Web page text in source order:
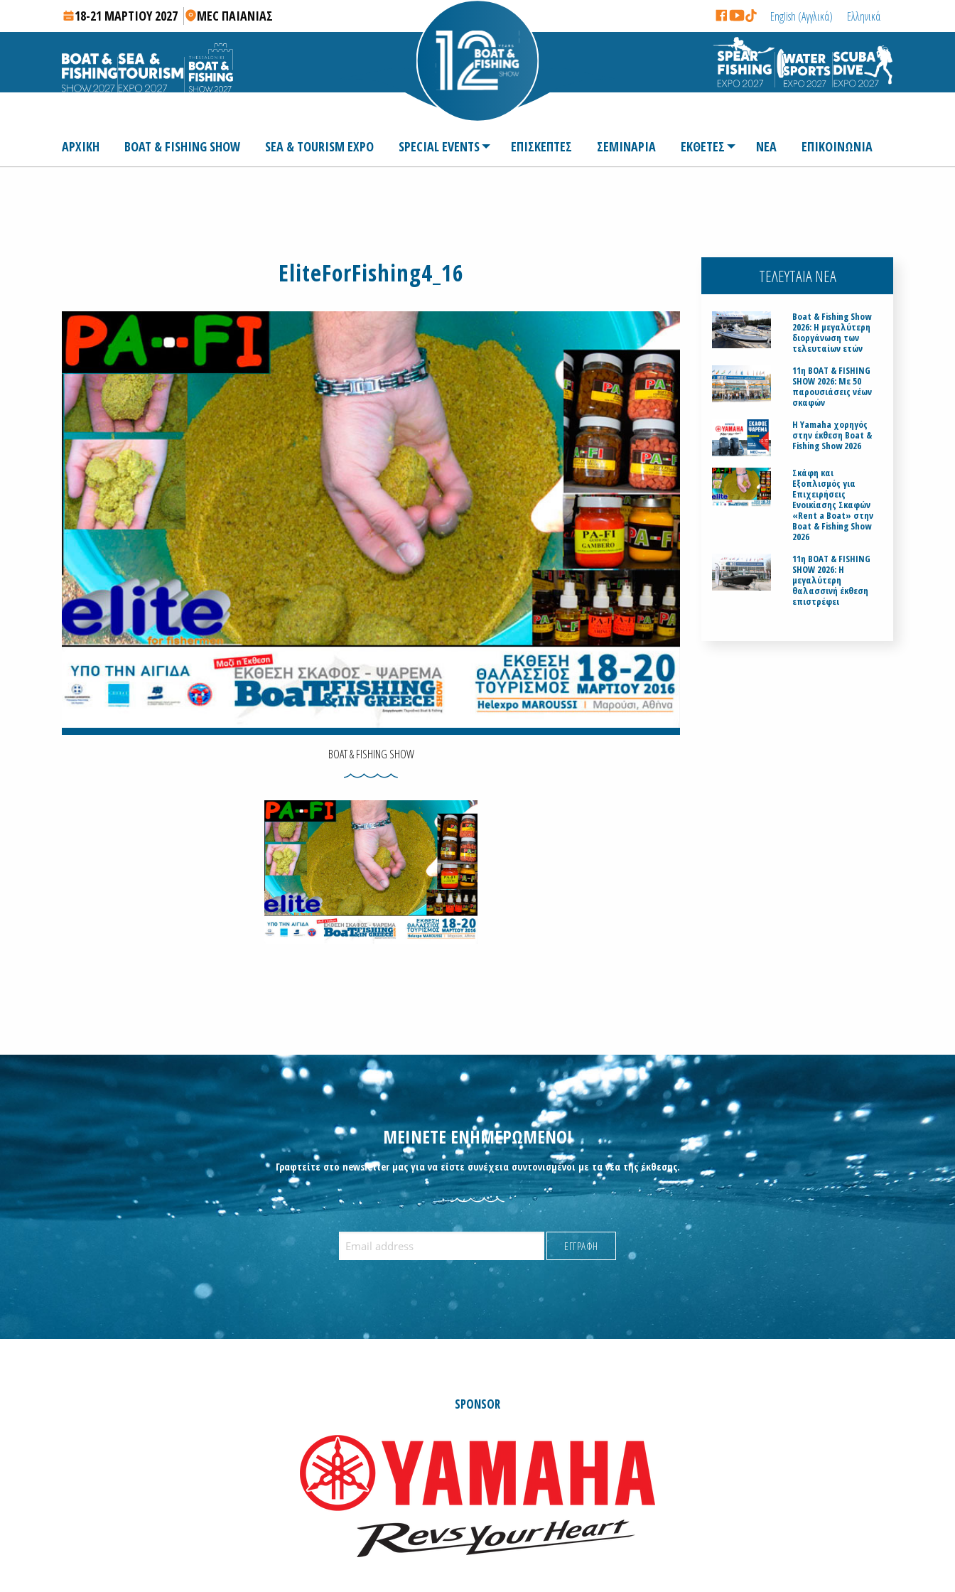
18-21 ΜΑΡΤΙΟΥ 2027 MEC ΠΑΙΑΝΙΑΣ English (Αγγλικά) Ελληνικά
ΑΡΧΙΚΗ BOAT & FISHING SHOW SEA & TOURISM EXPO SPECIAL EVENTS ΕΠΙΣΚΕΠΤΕΣ ΣΕΜΙΝΑΡΙΑ ΕΚΘΕΤΕΣ ΝΕΑ ΕΠΙΚΟΙΝΩΝΙΑ
EliteForFishing4_16
BOAT & FISHING SHOW
ΤΕΛΕΥΤΑΙΑ ΝΕΑ
Boat & Fishing Show
2026: Η μεγαλύτερη
διοργάνωση των
τελευταίων ετών
11η BOAT & FISHING
SHOW 2026: Με 50
παρουσιάσεις νέων
σκαφών
H Yamaha χορηγός
στην έκθεση Boat &
Fishing Show 2026
Σκάφη και
Εξοπλισμός για
Επιχειρήσεις
Ενοικίασης Σκαφών
«Rent a Boat» στην
Boat & Fishing Show
2026
11η BOAT & FISHING
SHOW 2026: Η
μεγαλύτερη
θαλασσινή έκθεση
επιστρέφει
ΜΕΙΝΕΤΕ ΕΝΗΜΕΡΩΜΕΝΟΙ
Γραφτείτε στο newsletter μας για να είστε συνέχεια συντονισμένοι με τα νέα της έκθεσης.
SPONSOR